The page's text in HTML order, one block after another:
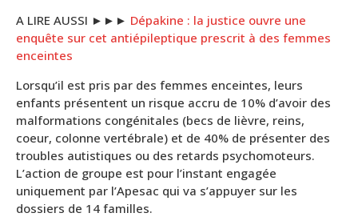
A LIRE AUSSI ►►► Dépakine : la justice ouvre une
enquête sur cet antiépileptique prescrit à des femmes
enceintes
Lorsqu’il est pris par des femmes enceintes, leurs
enfants présentent un risque accru de 10% d’avoir des
malformations congénitales (becs de lièvre, reins,
coeur, colonne vertébrale) et de 40% de présenter des
troubles autistiques ou des retards psychomoteurs.
L’action de groupe est pour l’instant engagée
uniquement par l’Apesac qui va s’appuyer sur les
dossiers de 14 familles.